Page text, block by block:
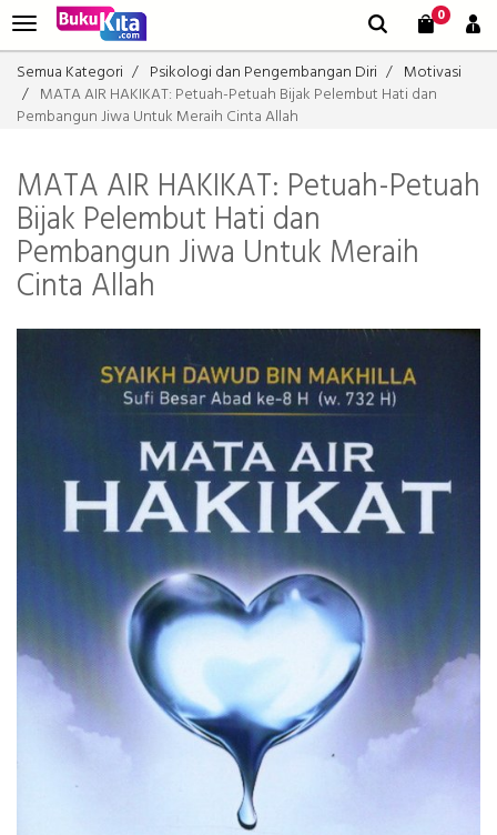
0
Semua Kategori Psikologi dan Pengembangan Diri
Motivasi
MATA AIR HAKIKAT: Petuah-Petuah Bijak Pelembut Hati dan
Pembangun Jiwa Untuk Meraih Cinta Allah
MATA AIR HAKIKAT: Petuah-Petuah
Bijak Pelembut Hati dan
Pembangun Jiwa Untuk Meraih
Cinta Allah